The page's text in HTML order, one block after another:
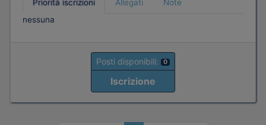
Priorità iscrizioni Allegati
Note
nessuna
Posti disponibili: 0
Iscrizione